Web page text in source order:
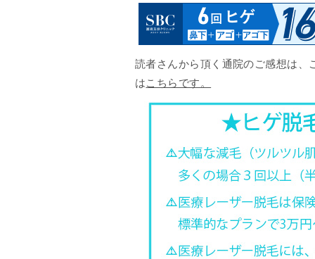
読者さんから頂く通院のご感想は、
はこちらです。